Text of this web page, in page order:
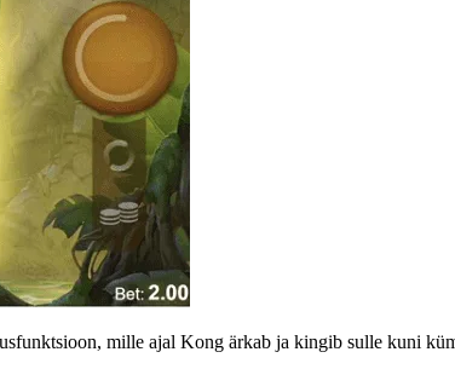
mille ajal Kong ärkab ja kingib sulle kuni